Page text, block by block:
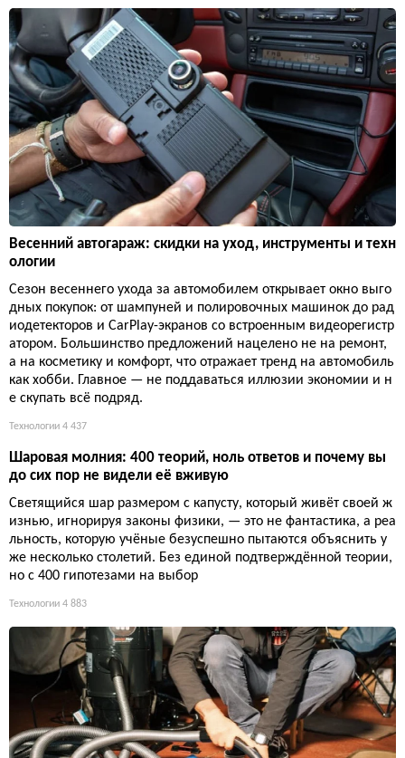
Весенний автогараж: скидки на уход, инструменты и техн
ологии
Сезон весеннего ухода за автомобилем открывает окно выго
дных покупок: от шампуней и полировочных машинок до рад
иодетекторов и CarPlay-экранов со встроенным видеорегистр
атором. Большинство предложений нацелено не на ремонт,
а на косметику и комфорт, что отражает тренд на автомобиль
как хобби. Главное — не поддаваться иллюзии экономии и н
е скупать всё подряд.
Технологии 4 437
Шаровая молния: 400 теорий, ноль ответов и почему вы
до сих пор не видели её вживую
Светящийся шар размером с капусту, который живёт своей ж
изнью, игнорируя законы физики, — это не фантастика, а реа
льность, которую учёные безуспешно пытаются объяснить у
же несколько столетий. Без единой подтверждённой теории,
но с 400 гипотезами на выбор
Технологии 4 883